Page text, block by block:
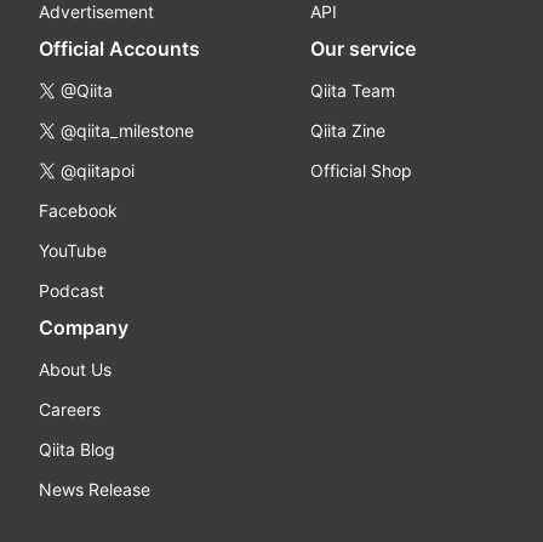
Advertisement
API
Official Accounts
@Qiita
@qiita_milestone
@qiitapoi
Facebook
YouTube
Podcast
Our service
Qiita Team
Qiita Zine
Official Shop
Company
About Us
Careers
Qiita Blog
News Release